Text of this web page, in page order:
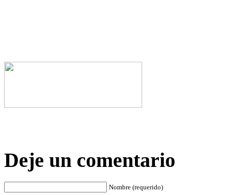
Deje un comentario
Nombre (requerido)